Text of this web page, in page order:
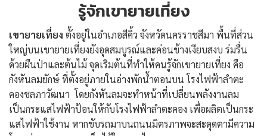
รู้จักเขายายเที่ยง
เขายายเที่ยง ตั้งอยู่ในอำเภอสีคิ้ว จังหวัดนครราชสีมา พื้นที่ส่วน
ใหญ่บนเขายายเที่ยงยังอุดสมบูรณ์และค่อนข้างเงียบสงบ ร่มรื่น
ด้วยผืนป่าและต้นไม้ จุดเริมต้นที่ทำให้คนรู้จักเขายายเที่ยง คือ
กังหันลมยักษ์ ที่ตั้งอยู่ภายในอ่างพักน้ำตอนบน โรงไฟฟ้าลำตะ
คองชลภาวัฒนา โดยกังหันลมจะทำหน้าที่เปลี่ยนพลังงานลม
เป็นกระแสไฟฟ้าป้อนให้กับโรงไฟฟ้าลำตะคอง เพื่อผลิตเป็นกระ
แสไฟฟ้าใช้งาน หากขับรถมาบนถนนมิตรภาพจะสะดุดตามีความ